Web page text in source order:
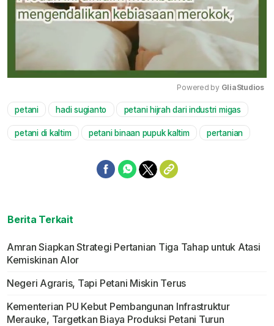
Mute
Powered by GliaStudios
petani hadi sugianto petani hijrah dari industri migas
petani di kaltim petani binaan pupuk kaltim pertanian
Berita Terkait
Amran Siapkan Strategi Pertanian Tiga Tahap untuk Atasi
Kemiskinan Alor
Negeri Agraris, Tapi Petani Miskin Terus
Kementerian PU Kebut Pembangunan Infrastruktur
Merauke, Targetkan Biaya Produksi Petani Turun